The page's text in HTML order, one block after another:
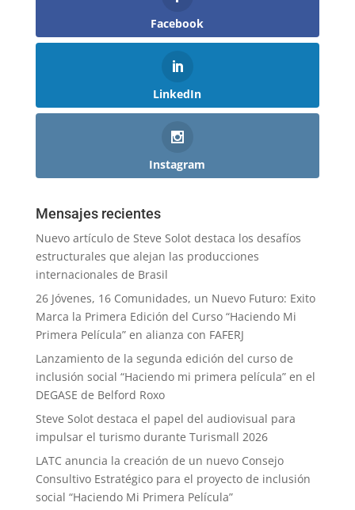
Facebook
LinkedIn
Instagram
Mensajes recientes
Nuevo artículo de Steve Solot destaca los desafíos
estructurales que alejan las producciones
internacionales de Brasil
26 Jóvenes, 16 Comunidades, un Nuevo Futuro: Exito
Marca la Primera Edición del Curso “Haciendo Mi
Primera Película” en alianza con FAFERJ
Lanzamiento de la segunda edición del curso de
inclusión social “Haciendo mi primera película” en el
DEGASE de Belford Roxo
Steve Solot destaca el papel del audiovisual para
impulsar el turismo durante Turismall 2026
LATC anuncia la creación de un nuevo Consejo
Consultivo Estratégico para el proyecto de inclusión
social “Haciendo Mi Primera Película”